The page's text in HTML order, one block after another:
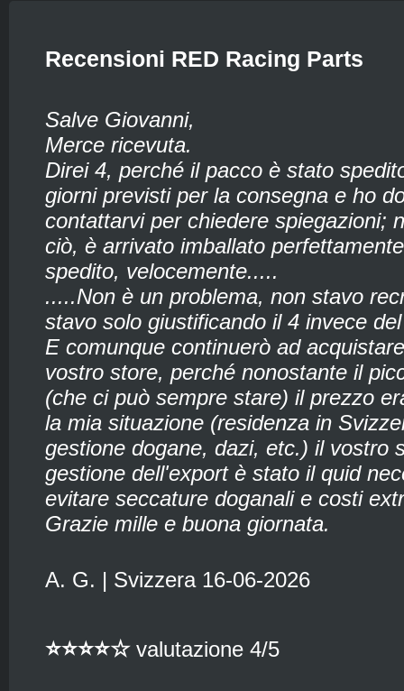
Recensioni RED Racing Parts
Salve Giovanni,
Merce ricevuta.
Direi 4, perché il pacco è stato
giorni previsti per la consegna e ho
contattarvi per chiedere spiegazioni;
ciò, è arrivato imballato
spedito, velocemente.....
.....Non è un problema, non stavo
stavo solo giustificando il 4 invece
E comunque continuerò ad
vostro store, perché nonostante il
(che ci può sempre stare) il prezzo
la mia situazione (residenza in
gestione dogane, dazi, etc.) il vostro
gestione dell'export è stato il quid
evitare seccature doganali e costi
Grazie mille e buona giornata.
A. G. | Svizzera 16-06-2026
⭐⭐⭐⭐☆ valutazione 4/5